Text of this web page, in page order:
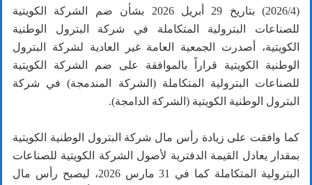
(2026/4) بتاريخ 29 أبريل 2026 بشأن ضم الشركة الكويتية
للصناعات البترولية المتكاملة في شركة البترول الوطنية
الكويتية، أصدرت الجمعية العامة غير العادية لشركة البترول
الوطنية الكويتية قراراً بالموافقة على ضم الشركة الكويتية
للصناعات البترولية المتكاملة (الشركة المندمجة) في شركة
البترول الوطنية الكويتية (الشركة الدامجة).
كما وافقت على زيادة رأس مال شركة البترول الوطنية الكويتية
بمقدار يعادل القيمة الدفترية لأصول الشركة الكويتية للصناعات
البترولية المتكاملة كما في 31 مارس 2026، ليصبح رأس مال